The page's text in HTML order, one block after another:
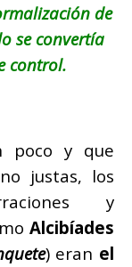
de
se convertía
control.
poco y que
justas, los
y
Alcibíades
) eran el